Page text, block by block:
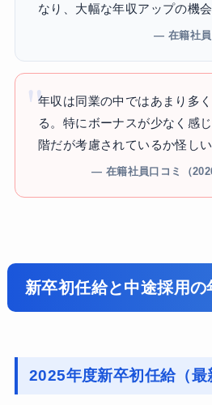
なり、大幅な年収アップの機会
— 在籍社員
年収は同業の中ではあまり多
る。特にボーナスが少なく感
階だが考慮されているか怪しい
— 在籍社員口コミ（
新卒初任給と中途採用の
2025年度新卒初任給（最